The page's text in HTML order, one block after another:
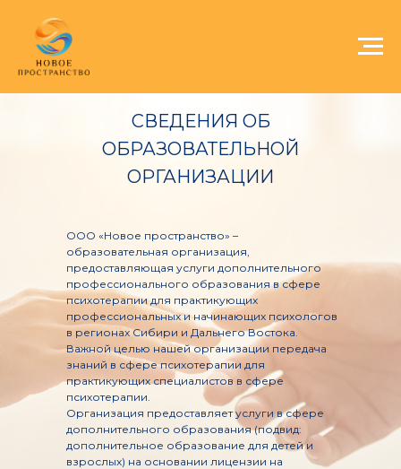
СВЕДЕНИЯ ОБ
ОБРАЗОВАТЕЛЬНОЙ
ОРГАНИЗАЦИИ
ООО «Новое пространство» –
образовательная организация,
предоставляющая услуги дополнительного
профессионального образования в сфере
психотерапии для практикующих
профессиональных и начинающих психологов
в регионах Сибири и Дальнего Востока.
Важной целью нашей организации передача
знаний в сфере психотерапии для
практикующих специалистов в сфере
психотерапии.
Организация предоставляет услуги в сфере
дополнительного образования (подвид:
дополнительное образование для детей и
взрослых) на основании лицензии на